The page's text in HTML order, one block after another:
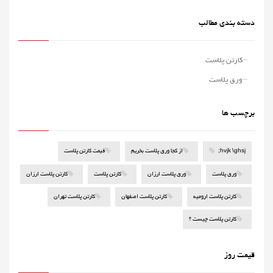
دسته بندی مطالب
کارتن پلاست
ورق پلاست
برچسب ها
;hvjk \ghsj از کجا ورق پلاست بخریم قیمت کارتن پلاست
ورق پلاست ورق پلاست ارزان کارتن پلاست کارتن پلاست ارزان
کارتن پلاست ارومیه کارتن پلاست اصفهان کارتن پلاست تهران
کارتن پلاست چیست ؟
قیمت روز